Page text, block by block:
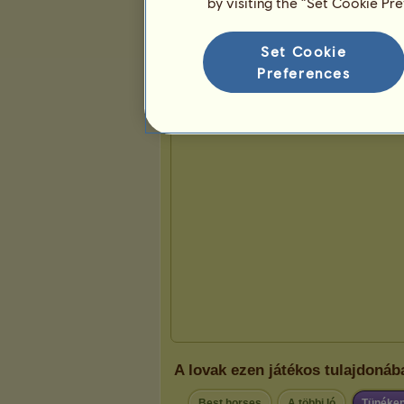
Bemutató
A lovak ezen játékos
Set Cookie
Preferences